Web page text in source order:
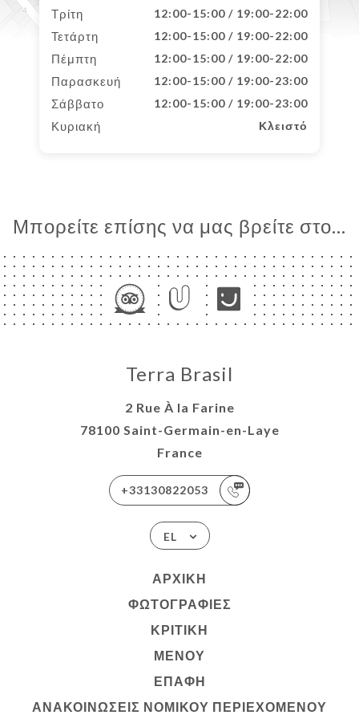
Τρίτη 12:00-15:00 / 19:00-22:00
Τετάρτη 12:00-15:00 / 19:00-22:00
Πέμπτη 12:00-15:00 / 19:00-22:00
Παρασκευή 12:00-15:00 / 19:00-23:00
Σάββατο 12:00-15:00 / 19:00-23:00
Κυριακή Κλειστό
Μπορείτε επίσης να μας βρείτε στο...
Terra Brasil
2 Rue À la Farine
78100 Saint-Germain-en-Laye
France
+33130822053
EL
ΑΡΧΙΚΉ
ΦΩΤΟΓΡΑΦΊΕΣ
ΚΡΙΤΙΚΉ
ΜΕΝΟΎ
ΕΠΑΦΉ
ΑΝΑΚΟΙΝΏΣΕΙΣ ΝΟΜΙΚΟΎ ΠΕΡΙΕΧΟΜΈΝΟΥ